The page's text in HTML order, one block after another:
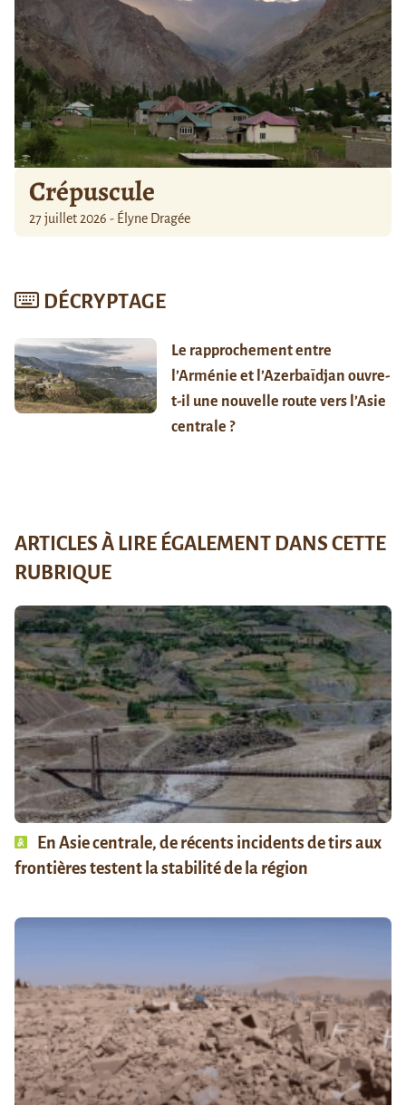
Crépuscule
27 juillet 2026 - Élyne Dragée
DÉCRYPTAGE
Le rapprochement entre
l’Arménie et l’Azerbaïdjan ouvre-
t-il une nouvelle route vers l’Asie
centrale ?
ARTICLES À LIRE ÉGALEMENT DANS CETTE
RUBRIQUE
En Asie centrale, de récents incidents de tirs aux
frontières testent la stabilité de la région